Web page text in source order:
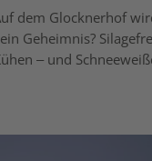
dem Glocknerhof
Geheimnis?
– und